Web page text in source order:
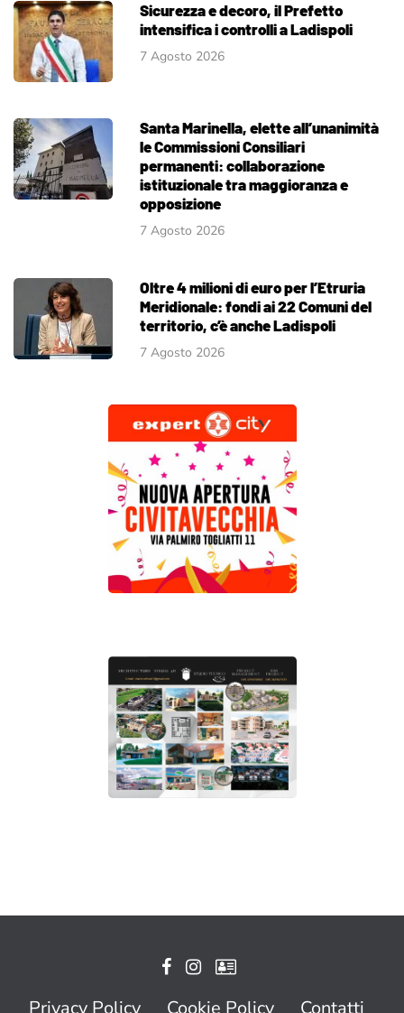
Sicurezza e decoro, il Prefetto
intensifica i controlli a Ladispoli
7 Agosto 2026
Santa Marinella, elette all’unanimità
le Commissioni Consiliari
permanenti: collaborazione
istituzionale tra maggioranza e
opposizione
7 Agosto 2026
Oltre 4 milioni di euro per l’Etruria
Meridionale: fondi ai 22 Comuni del
territorio, c’è anche Ladispoli
7 Agosto 2026